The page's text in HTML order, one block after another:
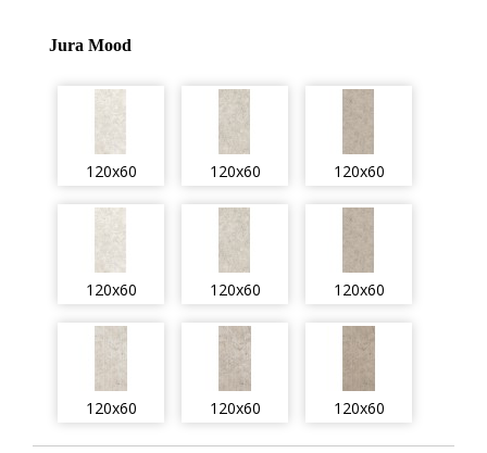
Jura Mood
120x60 120x60 120x60
120x60 120x60 120x60
120x60 120x60 120x60